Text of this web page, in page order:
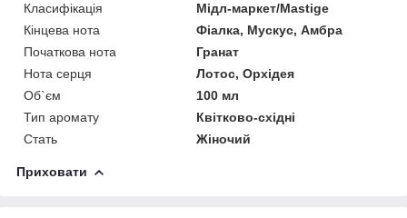
Класифікація
Мідл-маркет/Mastige
Кінцева нота
Фіалка, Мускус, Амбра
Початкова нота
Гранат
Нота серця
Лотос, Орхідея
Об`єм
100 мл
Тип аромату
Квітково-східні
Стать
Жіночий
Приховати